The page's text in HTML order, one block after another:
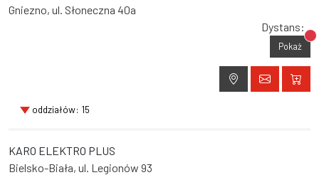
Gniezno, ul. Słoneczna 40a
Dystans:
Pokaż
oddziałów: 15
KARO ELEKTRO PLUS
Bielsko-Biała, ul. Legionów 93